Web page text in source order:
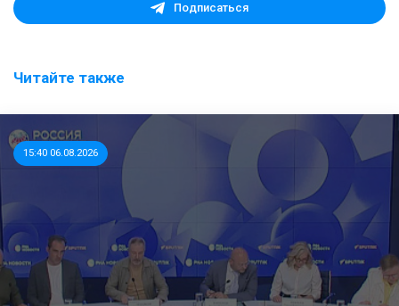
Подписаться
Читайте также
15:40 06.08.2026